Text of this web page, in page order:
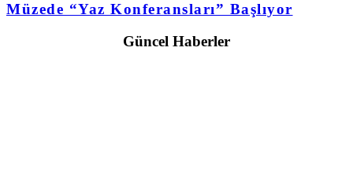
Müzede “Yaz Konferansları” Başlıyor
Güncel Haberler